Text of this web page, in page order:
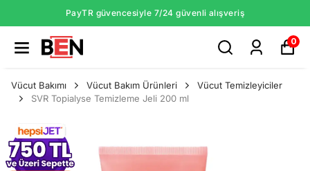
PayTR güvencesiyle 7/24 güvenli alışveriş
0
Vücut Bakımı Vücut Bakım Ürünleri
Vücut Temizleyiciler
SVR Topialyse Temizleme Jeli 200 ml